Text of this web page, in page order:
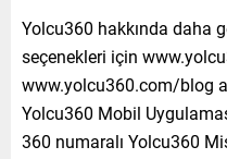
Yolcu360 hakkında daha
seçenekleri için
www.yolcu360.com/blog
Yolcu360 Mobil
360 numaralı Yolcu360